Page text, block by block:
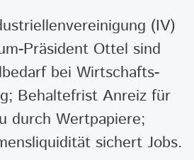
(IV)
Präsident Ottel sind
bei Wirtschafts-
Behaltefrist Anreiz für
durch Wertpapiere;
sichert Jobs.